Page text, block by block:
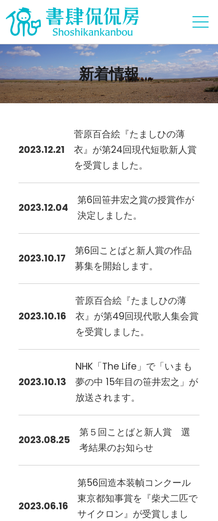
新着情報
2023.12.21
菅原百合絵『たましひの薄
衣』が第24回現代短歌新人賞
を受賞しました。
2023.12.04
第6回笹井宏之賞の授賞作が
決定しました。
2023.10.17
第6回ことばと新人賞の作品
募集を開始します。
2023.10.16
菅原百合絵『たましひの薄
衣』が第49回現代歌人集会賞
を受賞しました。
2023.10.13
NHK「The Life」で「いまも
夢の中 15年目の笹井宏之」が
放送されます。
2023.08.25
第５回ことばと新人賞 選
考結果のお知らせ
2023.06.16
第56回造本装幀コンクール
東京都知事賞を『柴犬二匹で
サイクロン』が受賞しまし